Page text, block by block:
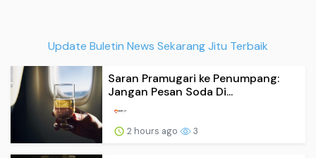
Update Buletin News Sekarang Jitu Terbaik
Saran Pramugari ke Penumpang:
Jangan Pesan Soda Di...
2 hours ago 3